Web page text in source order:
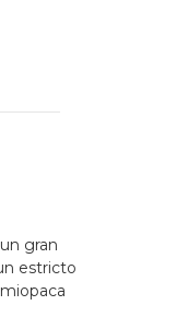
gran
estricto